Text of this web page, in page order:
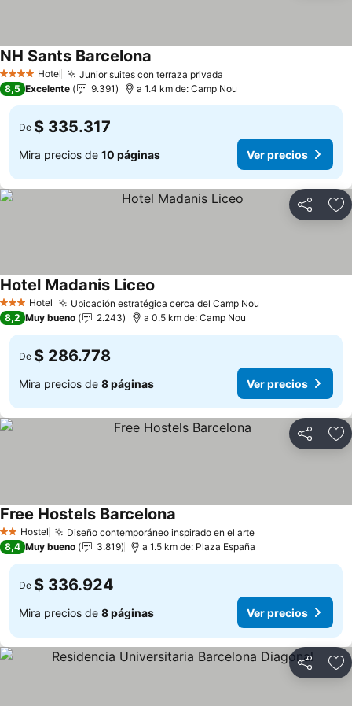
4 EstrellasHotel Junior suites con terraza privada
NH Sants Barcelona
8,5 Excelente 9.391 a 1.4 km de: Camp Nou
De $ 335.317
Mira precios de 10 páginas Ver precios
Compartir
3 Estrellas
Hotel Ubicación estratégica cerca del Camp Nou
Hotel Madanis Liceo
8,2 Muy bueno 2.243 a 0.5 km de: Camp Nou
De $ 286.778
Mira precios de 8 páginas Ver precios
Compartir
2 Estrellas
Hostel Diseño contemporáneo inspirado en el arte
Free Hostels Barcelona
8,4 Muy bueno 3.819 a 1.5 km de: Plaza España
De $ 336.924
Mira precios de 8 páginas Ver precios
Compartir